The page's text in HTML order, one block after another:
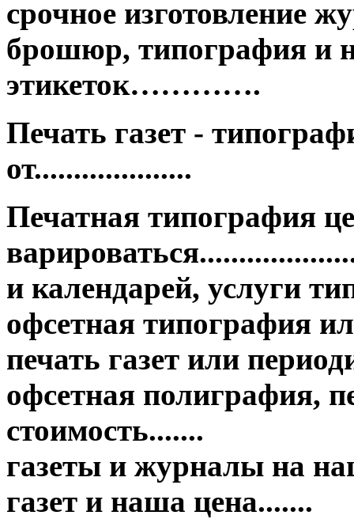
срочное изготовление
брошюр, типография и
этикеток………….
Печать газет -
от....................
Печатная типография
и календарей, услуги
офсетная типография
печать газет или
офсетная полиграфия,
стоимость.......
газеты и журналы на
газет и наша цена.......